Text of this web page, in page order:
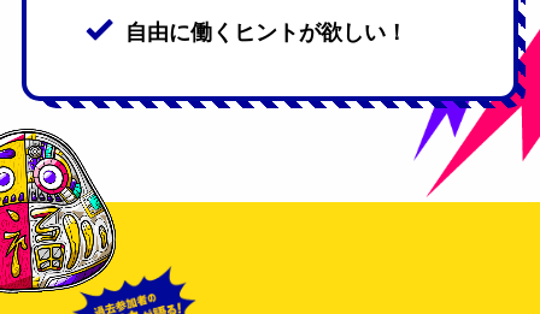
自由に働くヒントが欲しい！